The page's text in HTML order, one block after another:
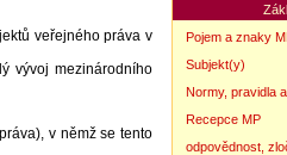
veřejného práva v
vývoj mezinárodního
v němž se tento
Pojem a znaky
Subjekt(y)
Normy, pravidla
Recepce MP
odpovědnost,